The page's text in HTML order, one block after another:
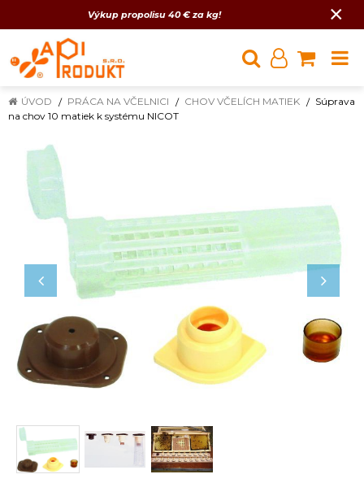
Výkup propolisu 40 € za kg! ×
ÚVOD PRÁCA NA VČELNICI CHOV VČELÍCH MATIEK
Súprava
na chov 10 matiek k systému NICOT